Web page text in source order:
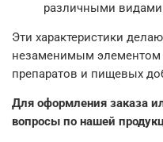
различными видами
Эти характеристики
незаменимым элементом
препаратов и пищевых
Для оформления заказа
вопросы по нашей